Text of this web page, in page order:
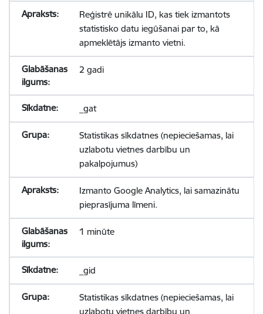
Reģistrē unikālu ID, kas tiek izmantots
statistisko datu iegūšanai par to, kā
apmeklētājs izmanto vietni.
2 gadi
_gat
Statistikas sīkdatnes (nepieciešamas, lai
uzlabotu vietnes darbību un
pakalpojumus)
Izmanto Google Analytics, lai samazinātu
pieprasījuma līmeni.
1 minūte
_gid
Statistikas sīkdatnes (nepieciešamas, lai
uzlabotu vietnes darbību un